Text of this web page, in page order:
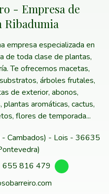
- Empresa de
Ribadumia
empresa especializada en
de toda clase de plantas,
Te ofrecemos macetas,
árboles frutales,
de exterior, abonos,
aromáticas, cactus,
flores de temporada...
Cambados) - Lois - 36635
655 816 479